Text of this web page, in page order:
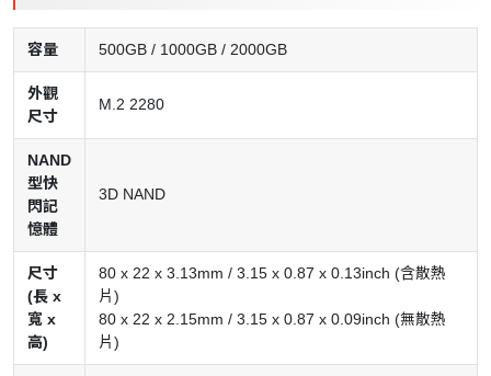
容量 500GB / 1000GB / 2000GB
外觀
尺寸
M.2 2280
NAND
型快
閃記
憶體
3D NAND
尺寸
(長 x
寬 x
高)
80 x 22 x 3.13mm / 3.15 x 0.87 x 0.13inch (含散熱
片)
80 x 22 x 2.15mm / 3.15 x 0.87 x 0.09inch (無散熱
片)